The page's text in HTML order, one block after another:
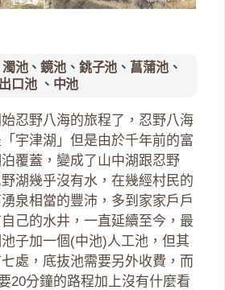
池、鏡池、銚子池、菖蒲池、
口池 、中池
忍野八海的旅程了，忍野八海
宇津湖」但是由於千年前的富
覆蓋，變成了山中湖跟忍野
湖幾乎沒有水，在幾經村民的
泉相當的豐沛，多到家家戶戶
己的水井，一直延續至今，最
子加一個(中池)人工池，但其
處，底抜池需要另外收費，而
20分鐘的路程加上沒有什麼看